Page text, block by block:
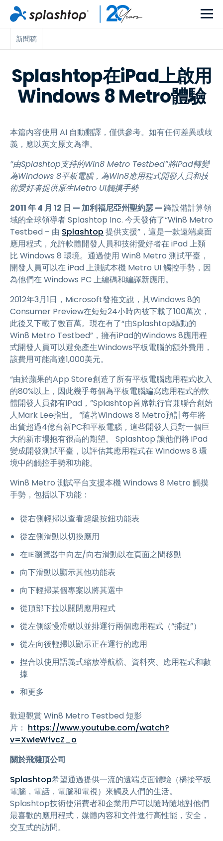
新聞稿
Splashtop在iPad上啟用
Windows 8 Metro體驗
本篇內容使用 AI 自動翻譯，僅供參考。如有任何差異或歧
義，應以英文原文為準。
“由Splashtop支持的Win8 Metro Testbed”將iPad轉變
為Windows 8平板電腦，為Win8應用程式開發人員和技
術愛好者提供原生Metro UI觸摸手勢
2011 年 4 月 12 日 — 加利福尼亞州聖約瑟 —跨設備計算領
域的全球領導者 Splashtop Inc. 今天發佈了“Win8 Metro
Testbed – 由 Splashtop 提供支援”，這是一款遠端桌面
應用程式，允許軟體開發人員和技術愛好者在 iPad 上類
比 Windows 8 環境。通過使用 Win8 Metro 測試平臺，
開發人員可以在 iPad 上測試本機 Metro UI 觸控手勢，因
為他們在 Windows PC 上編碼和編譯新應用。
2012年3月1日，Microsoft發推文說，其Windows 8的
Consumer Preview在短短24小時內被下載了100萬次，
此後又下載了數百萬。現在有了“由Splashtop驅動的
Win8 Metro Testbed”，擁有iPad的Windows 8應用程
式開發人員可以避免產生Windows平板電腦的額外費用，
該費用可能高達1,000美元。
“由於蘋果的App Store創造了所有平板電腦應用程式收入
的80%以上，因此幾乎每個為平板電腦編寫應用程式的軟
體開發人員都有iPad，”Splashtop首席執行官兼聯合創始
人Mark Lee指出。 “隨著Windows 8 Metro預計每年將
出貨超過4億台新PC和平板電腦，這些開發人員對一個巨
大的新市場抱有很高的期望。 Splashtop 讓他們將 iPad
變成開發測試平臺，以評估其應用程式在 Windows 8 環
境中的觸控手勢和功能。
Win8 Metro 測試平台支援本機 Windows 8 Metro 觸摸
手勢，包括以下功能：
從右側輕掃以查看超級按鈕功能表
從左側滑動以切換應用
在IE瀏覽器中向左/向右滑動以在頁面之間移動
向下滑動以顯示其他功能表
向下輕掃某個專案以將其選中
從頂部下拉以關閉應用程式
從左側緩慢滑動以並排運行兩個應用程式（“捕捉”）
從左向後輕掃以顯示正在運行的應用
捏合以使用語義式縮放導航檔、資料夾、應用程式和數
據
和更多
歡迎觀賞 Win8 Metro Testbed 短影
片： https://www.youtube.com/watch?
v=XwIeWfvcZ_o
關於飛濺頂公司
Splashtop希望通過提供一流的遠端桌面體驗（橋接平板
電腦，電話，電腦和電視）來觸及人們的生活。
Splashtop技術使消費者和企業用戶可以隨時隨地對他們
最喜歡的應用程式，媒體內容和文件進行高性能，安全，
交互式的訪問。